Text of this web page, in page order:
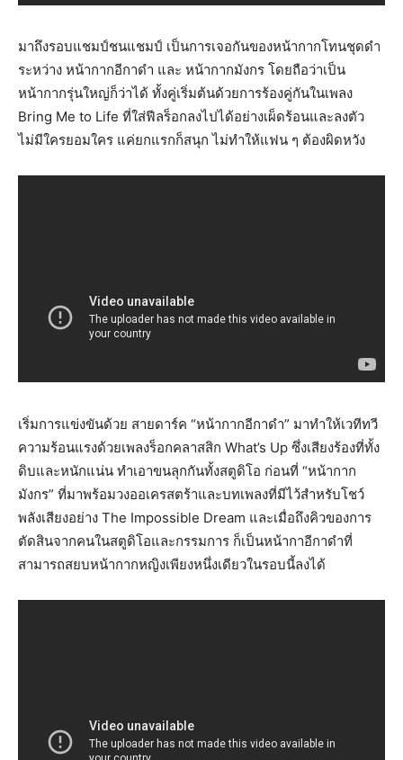
มาถึงรอบแชมป์ชนแชมป์ เป็นการเจอกันของหน้ากากโทนชุดดำ
ระหว่าง หน้ากากอีกาดำ และ หน้ากากมังกร โดยถือว่าเป็น
หน้ากากรุ่นใหญ่ก็ว่าได้ ทั้งคู่เริ่มต้นด้วยการร้องคู่กันในเพลง
Bring Me to Life ที่ใส่ฟีลร็อกลงไปได้อย่างเผ็ดร้อนและลงตัว
ไม่มีใครยอมใคร แค่ยกแรกก็สนุก ไม่ทำให้แฟน ๆ ต้องผิดหวัง
เริ่มการแข่งขันด้วย สายดาร์ค “หน้ากากอีกาดำ” มาทำให้เวทีทวี
ความร้อนแรงด้วยเพลงร็อกคลาสสิก What’s Up ซึ่งเสียงร้องที่ทั้ง
ดิบและหนักแน่น ทำเอาขนลุกกันทั้งสตูดิโอ ก่อนที่ “หน้ากาก
มังกร” ที่มาพร้อมวงออเครสตร้าและบทเพลงที่มีไว้สำหรับโชว์
พลังเสียงอย่าง The Impossible Dream และเมื่อถึงคิวของการ
ตัดสินจากคนในสตูดิโอและกรรมการ ก็เป็นหน้ากาอีกาดำที่
สามารถสยบหน้ากากหญิงเพียงหนึ่งเดียวในรอบนี้ลงได้